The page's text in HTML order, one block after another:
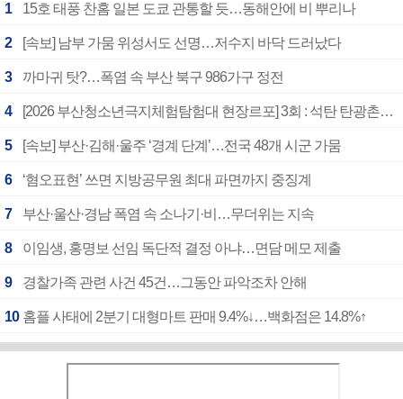
1 15호 태풍 찬홈 일본 도쿄 관통할 듯…동해안에 비 뿌리나
2 [속보] 남부 가뭄 위성서도 선명…저수지 바닥 드러났다
3 까마귀 탓?…폭염 속 부산 북구 986가구 정전
4 [2026 부산청소년극지체험탐험대 현장르포] 3회 : 석탄 탄광촌에서 북극 연구의 중심지로
5 [속보] 부산·김해·울주 ‘경계 단계’…전국 48개 시군 가뭄
6 ‘혐오표현’ 쓰면 지방공무원 최대 파면까지 중징계
7 부산·울산·경남 폭염 속 소나기·비…무더위는 지속
8 이임생, 홍명보 선임 독단적 결정 아냐…면담 메모 제출
9 경찰가족 관련 사건 45건…그동안 파악조차 안해
10 홈플 사태에 2분기 대형마트 판매 9.4%↓…백화점은 14.8%↑